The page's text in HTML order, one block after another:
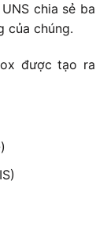
chia sẻ ba
của chúng.
được tạo ra